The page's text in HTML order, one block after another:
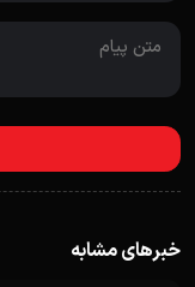
خبرهای مشابه